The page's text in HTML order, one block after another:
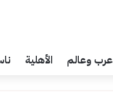
عرب وعالم الأهلية